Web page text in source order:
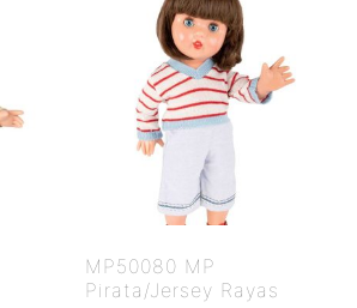
MP50080 MP
Pirata/Jersey Rayas